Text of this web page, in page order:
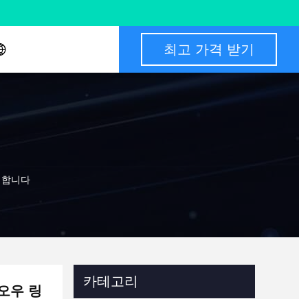
최고 가격 받기
니다
우 링
카테고리